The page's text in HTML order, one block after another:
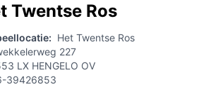
Twentse Ros
Het Twentse Ros
227
LX HENGELO OV
39426853